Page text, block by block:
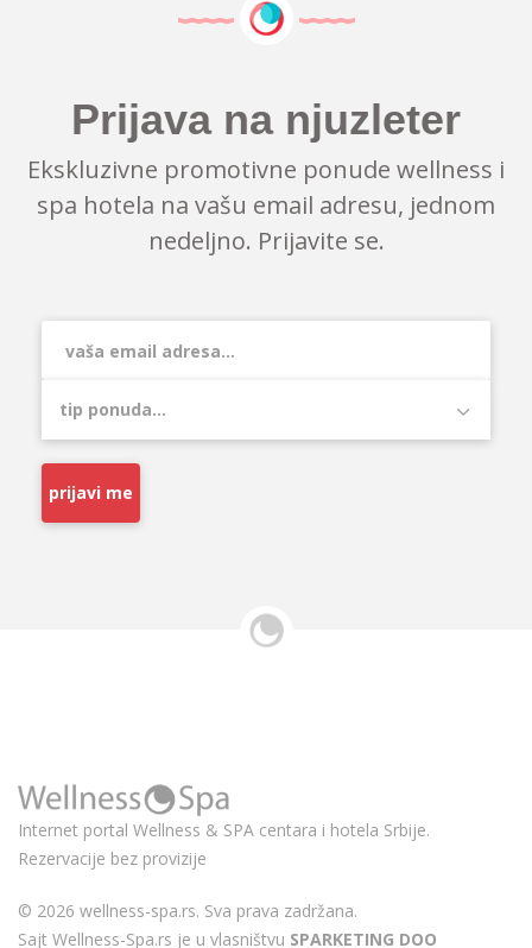
Prijava na njuzleter
Ekskluzivne promotivne ponude wellness i
spa hotela na vašu email adresu, jednom
nedeljno. Prijavite se.
prijavi me
Internet portal Wellness & SPA centara i hotela Srbije.
Rezervacije bez provizije
© 2026 wellness-spa.rs. Sva prava zadržana.
Sajt Wellness-Spa.rs je u vlasništvu SPARKETING DOO